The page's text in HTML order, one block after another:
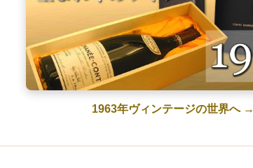
1963年ヴィンテージの世界へ →